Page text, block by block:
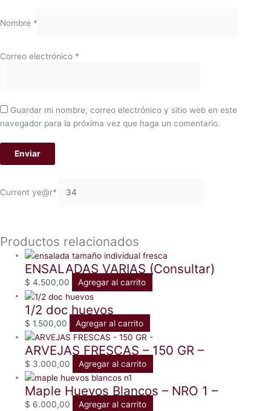
Nombre *
Correo electrónico *
Guardar mi nombre, correo electrónico y sitio web en este
navegador para la próxima vez que haga un comentario.
Current ye@r*
Productos relacionados
ENSALADAS VARIAS (Consultar)
$ 4.500,00 Agregar al carrito
1/2 doc huevos
$ 1.500,00 Agregar al carrito
ARVEJAS FRESCAS – 150 GR –
$ 3.000,00 Agregar al carrito
Maple Huevos Blancos – NRO 1 –
$ 6.000,00 Agregar al carrito